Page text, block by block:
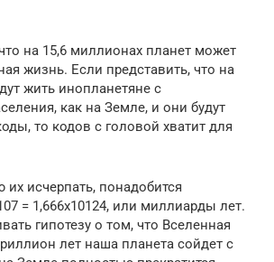
на 15,6 миллионах планет может
жизнь. Если представить, что на
жить инопланетяне с
как на Земле, и они будут
то кодов с головой хватит для
исчерпать, понадобится
= 1,666х10124, или миллиарды лет.
гипотезу о том, что Вселенная
лет наша планета сойдет с